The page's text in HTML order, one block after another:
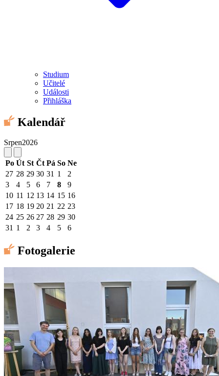
Studium
Učitelé
Události
Přihláška
Kalendář
Srpen2026
Po Út St Čt Pá So Ne
27 28 29 30 31 1
2
3
4 5 6 7 8
9
10 11 12 13 14 15 16
17 18 19 20 21 22 23
24 25 26 27 28 29 30
31 1 2 3 4 5 6
Fotogalerie